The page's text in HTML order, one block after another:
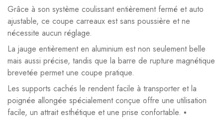
Grâce à son système coulissant entièrement fermé et auto
ajustable, ce coupe carreaux est sans poussière et ne
nécessite aucun réglage.
La jauge entièrement en aluminium est non seulement belle
mais aussi précise, tandis que la barre de rupture magnétique
brevetée permet une coupe pratique.
Les supports cachés le rendent facile à transporter et la
poignée allongée spécialement conçue offre une utilisation
facile, un attrait esthétique et une prise confortable. ▪